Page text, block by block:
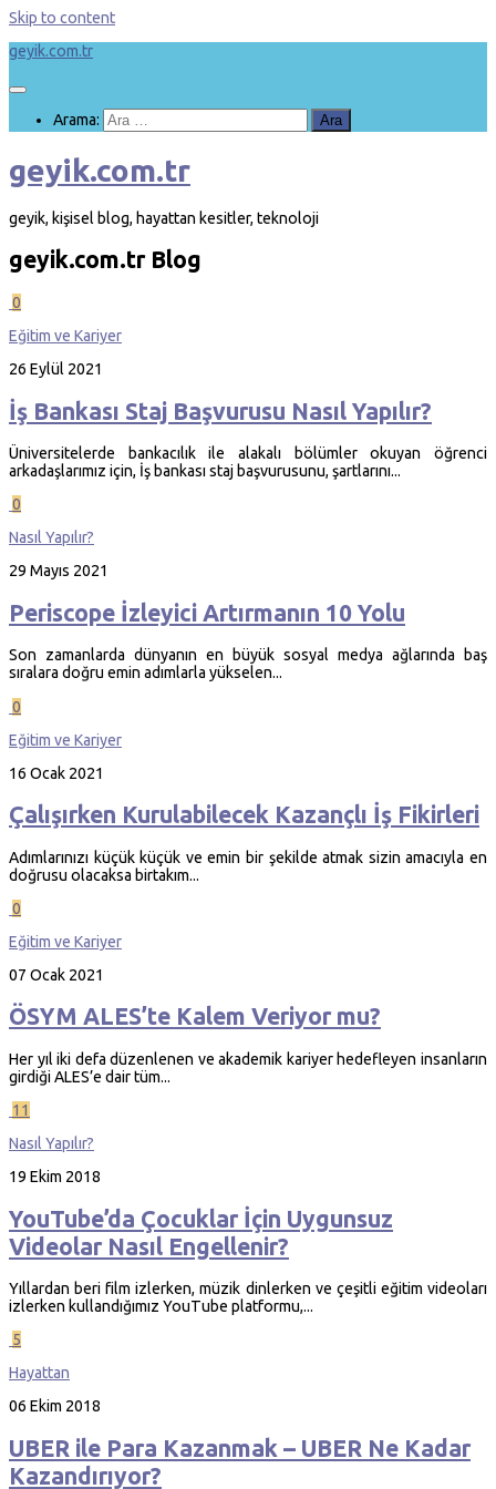
Skip to content
geyik.com.tr
Arama:
geyik.com.tr
geyik, kişisel blog, hayattan kesitler, teknoloji
geyik.com.tr Blog
0
Eğitim ve Kariyer
26 Eylül 2021
İş Bankası Staj Başvurusu Nasıl Yapılır?
Üniversitelerde bankacılık ile alakalı bölümler okuyan öğrenci
arkadaşlarımız için, İş bankası staj başvurusunu, şartlarını...
0
Nasıl Yapılır?
29 Mayıs 2021
Periscope İzleyici Artırmanın 10 Yolu
Son zamanlarda dünyanın en büyük sosyal medya ağlarında baş
sıralara doğru emin adımlarla yükselen...
0
Eğitim ve Kariyer
16 Ocak 2021
Çalışırken Kurulabilecek Kazançlı İş Fikirleri
Adımlarınızı küçük küçük ve emin bir şekilde atmak sizin amacıyla en
doğrusu olacaksa birtakım...
0
Eğitim ve Kariyer
07 Ocak 2021
ÖSYM ALES’te Kalem Veriyor mu?
Her yıl iki defa düzenlenen ve akademik kariyer hedefleyen insanların
girdiği ALES’e dair tüm...
11
Nasıl Yapılır?
19 Ekim 2018
YouTube’da Çocuklar İçin Uygunsuz
Videolar Nasıl Engellenir?
Yıllardan beri film izlerken, müzik dinlerken ve çeşitli eğitim videoları
izlerken kullandığımız YouTube platformu,...
5
Hayattan
06 Ekim 2018
UBER ile Para Kazanmak – UBER Ne Kadar
Kazandırıyor?